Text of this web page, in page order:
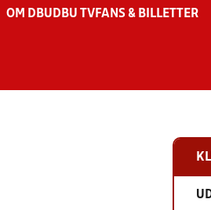
OM DBU DBU TV FANS & BILLETTER